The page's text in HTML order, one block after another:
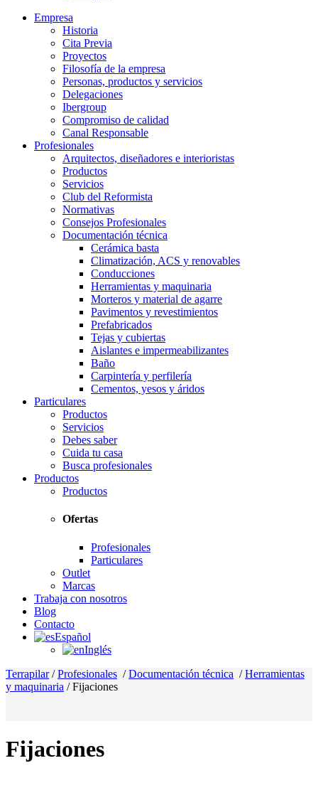
Empresa
Historia
Cita Previa
Proyectos
Filosofía de la empresa
Personas, productos y servicios
Delegaciones
Ibergroup
Compromiso de calidad
Canal Responsable
Profesionales
Arquitectos, diseñadores e interioristas
Productos
Servicios
Club del Reformista
Normativas
Consejos Profesionales
Documentación técnica
Cerámica basta
Climatización, ACS y renovables
Conducciones
Herramientas y maquinaria
Morteros y material de agarre
Pavimentos y revestimientos
Prefabricados
Tejas y cubiertas
Aislantes e impermeabilizantes
Baño
Carpintería y perfilería
Cementos, yesos y áridos
Particulares
Productos
Servicios
Debes saber
Cuida tu casa
Busca profesionales
Productos
Productos
Ofertas
Profesionales
Particulares
Outlet
Marcas
Trabaja con nosotros
Blog
Contacto
Español
Inglés
Terrapilar/Profesionales /Documentación técnica /Herramientas
y maquinaria /Fijaciones
Fijaciones